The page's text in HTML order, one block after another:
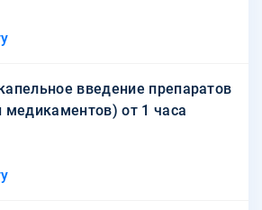
введение препаратов
медикаментов) от 1 часа